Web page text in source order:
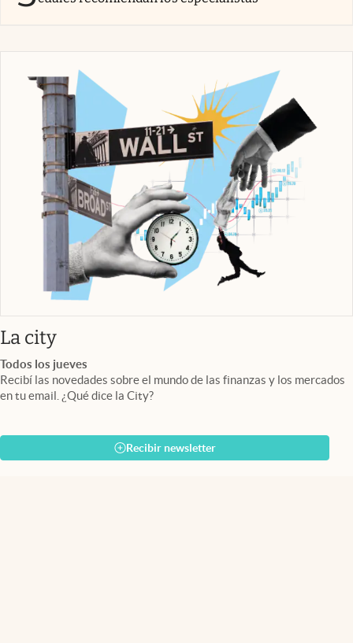
La cityabre en nueva pestaña
Todos los jueves
Recibí las novedades sobre el mundo de las finanzas y los mercados
en tu email. ¿Qué dice la City?
Recibir newsletter